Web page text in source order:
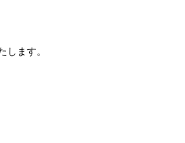
します。